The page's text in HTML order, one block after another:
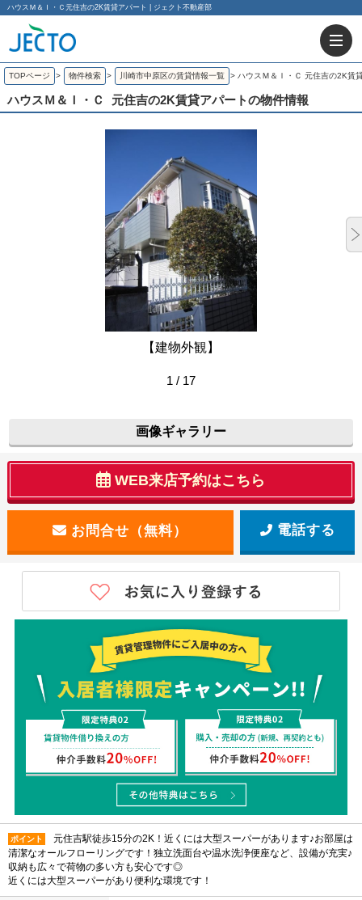
ハウスＭ＆Ｉ・Ｃ元住吉の2K賃貸アパート | ジェクト不動産部
TOPページ > 物件検索 > 川崎市中原区の賃貸情報一覧 > ハウスＭ＆Ｉ・Ｃ 元住吉の2K賃
ハウスＭ＆Ｉ・Ｃ 元住吉の2K賃貸アパートの物件情報
【建物外観】
1 / 17
画像ギャラリー
WEB来店予約はこちら
電話する
ポイント
元住吉駅徒歩15分の2K！近くには大型スーパーがあります♪お部屋は
清潔なオールフローリングです！独立洗面台や温水洗浄便座など、設備が充実♪
収納も広々で荷物の多い方も安心です◎
近くには大型スーパーがあり便利な環境です！